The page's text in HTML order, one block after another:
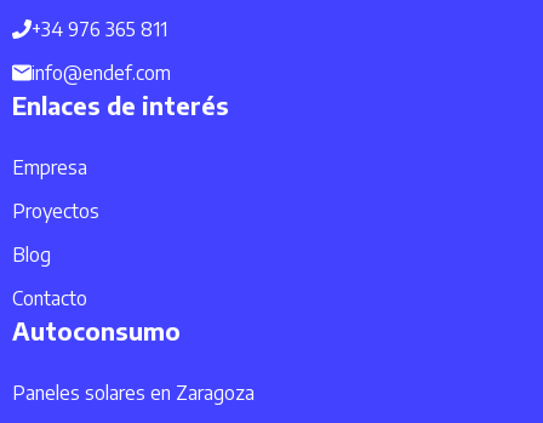
+34 976 365 811
info@endef.com
Enlaces de interés
Empresa
Proyectos
Blog
Contacto
Autoconsumo
Paneles solares en Zaragoza